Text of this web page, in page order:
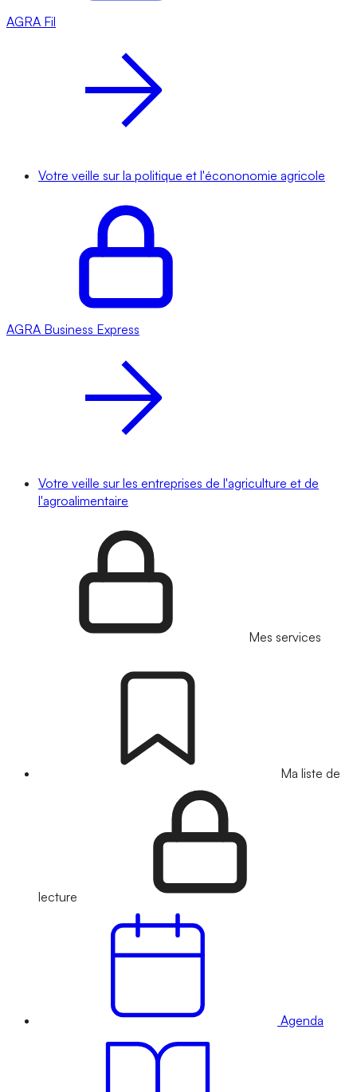
AGRA Fil
Votre veille sur la politique et l'écononomie agricole
AGRA Business Express
Votre veille sur les entreprises de l'agriculture et de
l'agroalimentaire
Mes services
Ma liste de
lecture
Agenda